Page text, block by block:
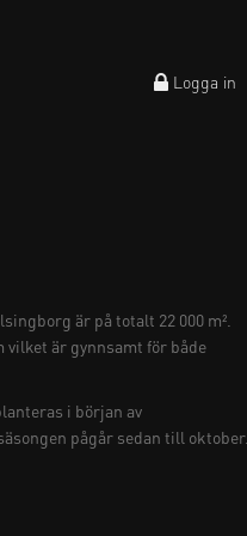
Logga in
är på totalt 22 000 m².
är gynnsamt för både
i början av
pågår sedan till oktober.